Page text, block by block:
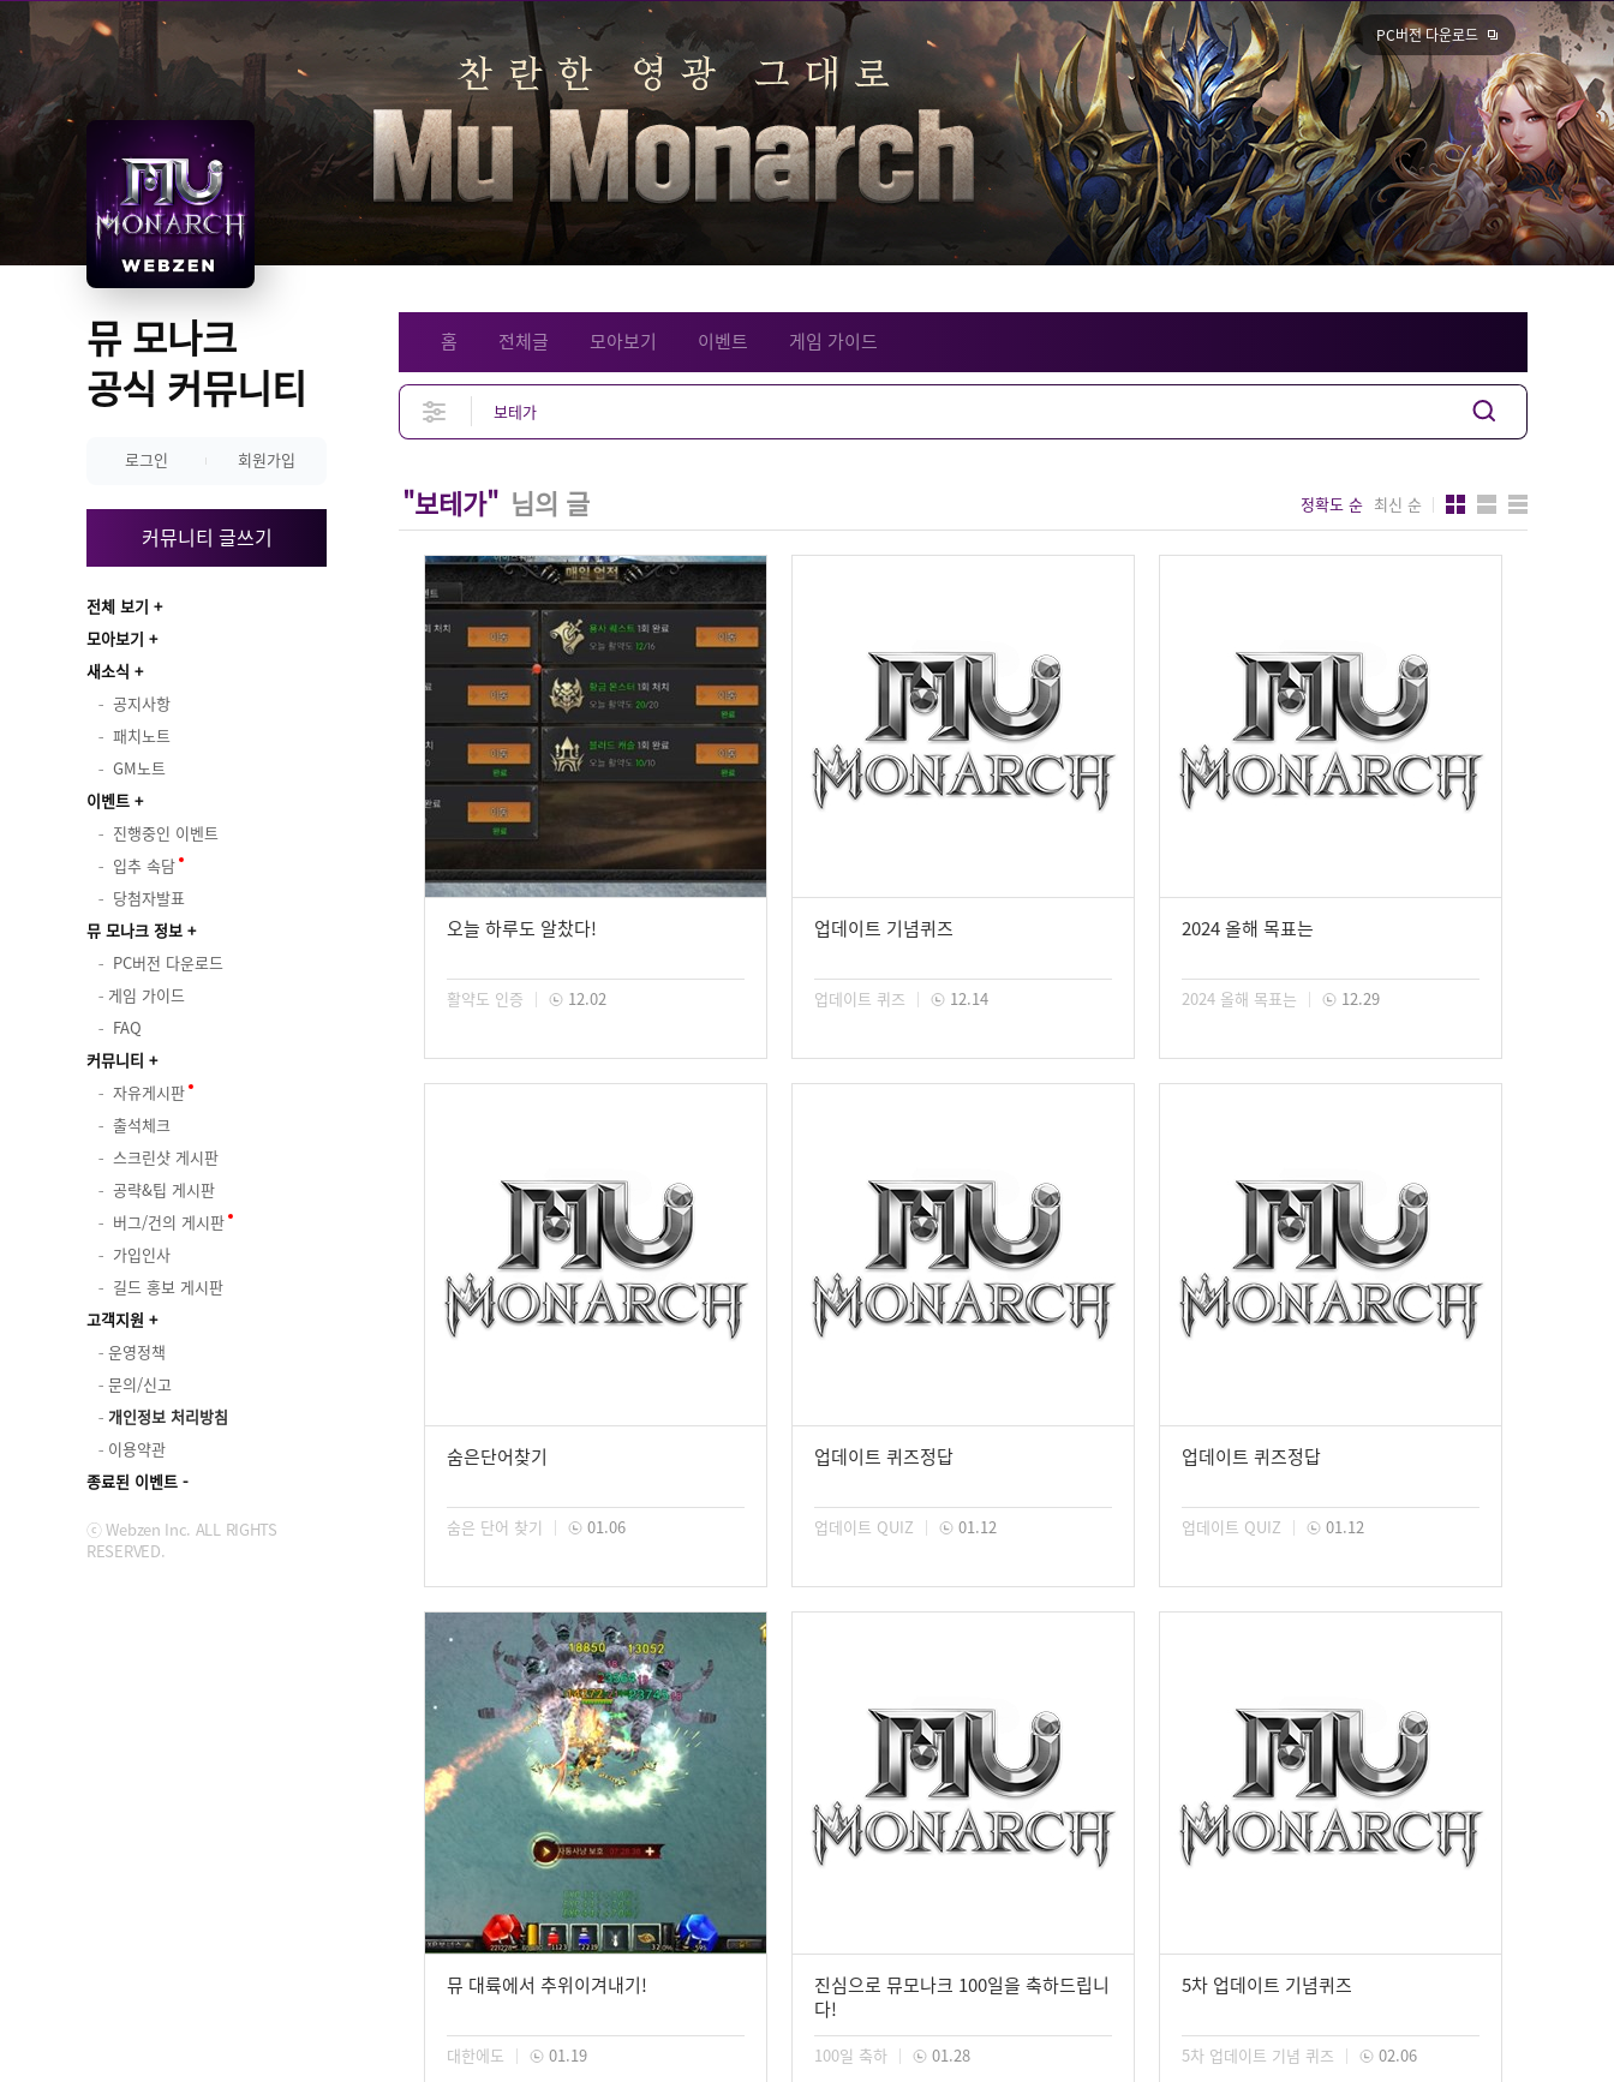
PC버전 다운로드
뮤 모나크
공식 커뮤니티
로그인 회원가입
커뮤니티 글쓰기
전체 보기
모아보기
새소식
공지사항
패치노트
GM노트
이벤트
진행중인 이벤트
입추 속담
당첨자발표
뮤 모나크 정보
PC버전 다운로드
게임 가이드
FAQ
커뮤니티
자유게시판
출석체크
스크린샷 게시판
공략&팁 게시판
버그/건의 게시판
가입인사
길드 홍보 게시판
고객지원
운영정책
문의/신고
개인정보 처리방침
이용약관
종료된 이벤트
ⓒ Webzen Inc. ALL RIGHTS
RESERVED.
홈 전체글 모아보기 이벤트 게임 가이드
"보테가" 님의 글 정확도 순 최신 순
오늘 하루도 알찼다!
활약도 인증 12.02
업데이트 기념퀴즈
업데이트 퀴즈 12.14
2024 올해 목표는
2024 올해 목표는 12.29
숨은단어찾기
숨은 단어 찾기 01.06
업데이트 퀴즈정답
업데이트 QUIZ 01.12
업데이트 퀴즈정답
업데이트 QUIZ 01.12
뮤 대륙에서 추위이겨내기!
대한에도 01.19
진심으로 뮤모나크 100일을 축하드립니
다!
100일 축하 01.28
5차 업데이트 기념퀴즈
5차 업데이트 기념 퀴즈 02.06